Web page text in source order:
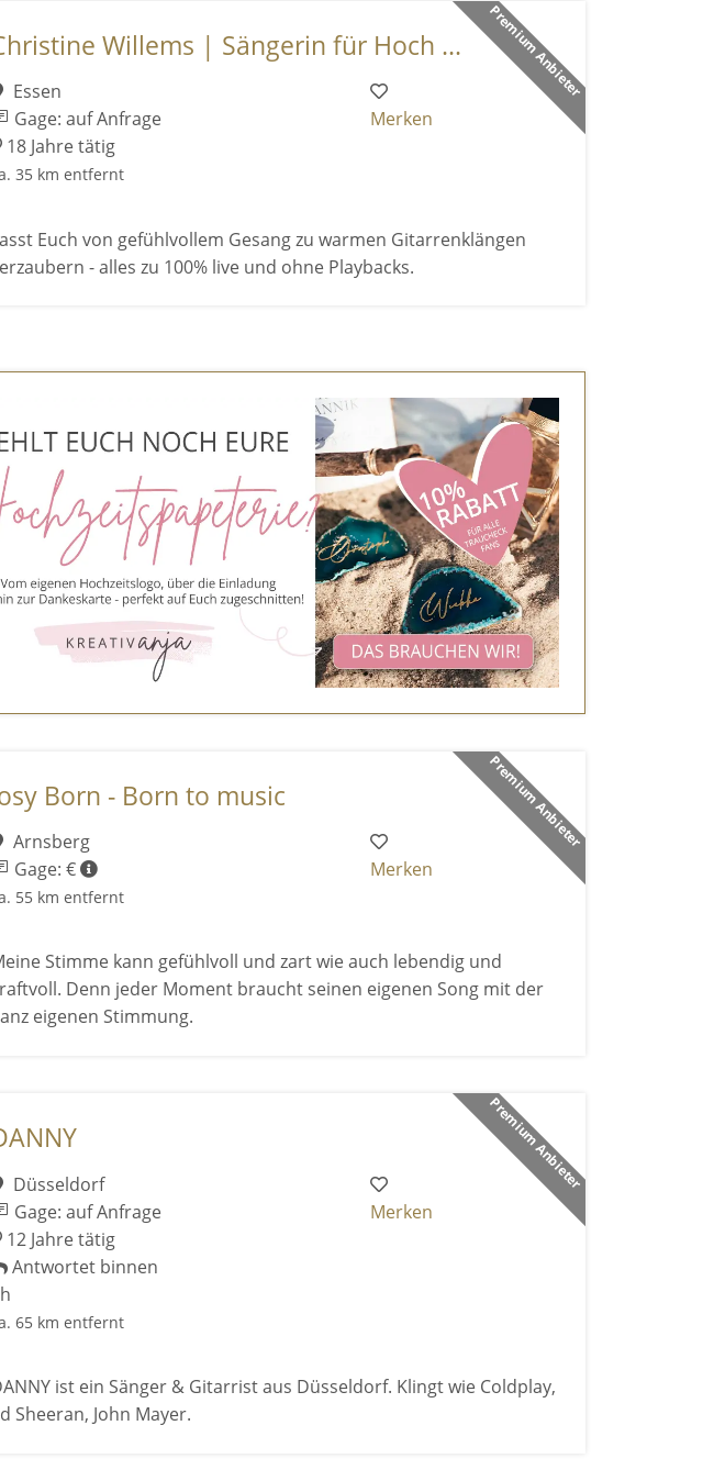
Premium Anbieter
Willems | Sängerin für Hoch ...
Essen
Gage: auf Anfrage
18 Jahre tätig
35 km entfernt
Merken
Euch von gefühlvollem Gesang zu warmen Gitarrenklängen
- alles zu 100% live und ohne Playbacks.
Premium Anbieter
Born - Born to music
Arnsberg
Gage: €
55 km entfernt
Merken
Stimme kann gefühlvoll und zart wie auch lebendig und
Denn jeder Moment braucht seinen eigenen Song mit der
eigenen Stimmung.
Premium Anbieter
Düsseldorf
Gage: auf Anfrage
12 Jahre tätig
Antwortet binnen
65 km entfernt
Merken
ist ein Sänger & Gitarrist aus Düsseldorf. Klingt wie Coldplay,
Sheeran, John Mayer.